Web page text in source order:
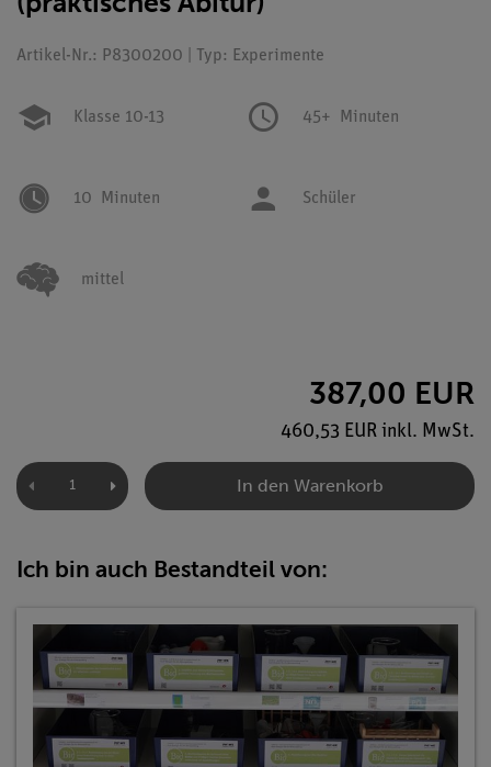
Artikel-Nr.: P8300200 | Typ: Experimente
Klasse 10-13 45+ Minuten
10 Minuten Schüler
mittel
387,00 EUR
460,53 EUR inkl. MwSt.
In den Warenkorb
Ich bin auch Bestandteil von: